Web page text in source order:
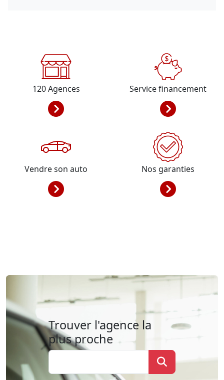
120Agences Service financement
Vendre son auto Nos garanties
Trouver l'agence la
plus proche